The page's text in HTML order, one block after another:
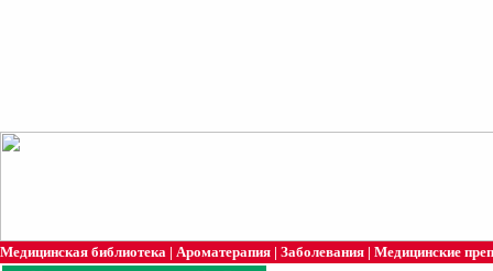
Медицинская библиотека | Ароматерапия | Заболевания | Медицинские